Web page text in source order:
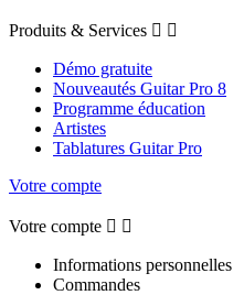
Produits & Services  
Démo gratuite
Nouveautés Guitar Pro 8
Programme éducation
Artistes
Tablatures Guitar Pro
Votre compte
Votre compte  
Informations personnelles
Commandes